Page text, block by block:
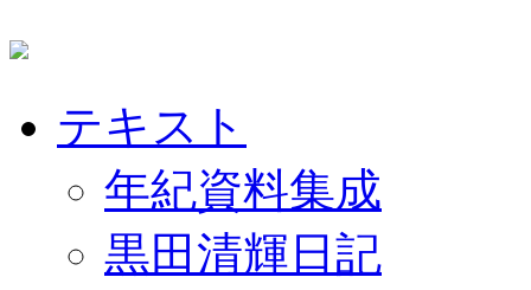
テキスト
年紀資料集成
黒田清輝日記